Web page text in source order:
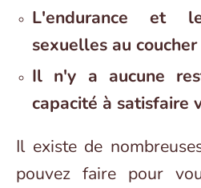
L'endurance et
sexuelles au
Il n'y a aucune
capacité à satisfaire
Il existe de
pouvez faire pour